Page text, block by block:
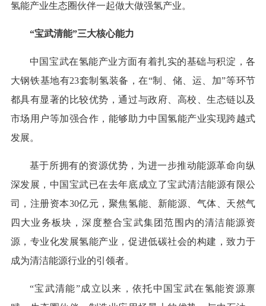
氢能产业生态圈伙伴一起做大做强氢产业。
“宝武清能”三大核心能力
中国宝武在氢能产业方面有着扎实的基础与积淀，各
大钢铁基地有23套制氢装备，在“制、储、运、加”等环节
都具有显著的比较优势，通过与政府、高校、生态链以及
市场用户等加强合作，能够助力中国氢能产业实现跨越式
发展。
基于所拥有的资源优势，为进一步推动能源革命向纵
深发展，中国宝武已在去年底成立了宝武清洁能源有限公
司，注册资本30亿元，聚焦氢能、新能源、气体、天然气
四大业务板块，深度整合宝武集团范围内的清洁能源资
源，专业化发展氢能产业，促进低碳社会的构建，致力于
成为清洁能源行业的引领者。
“宝武清能”成立以来，依托中国宝武在氢能资源禀